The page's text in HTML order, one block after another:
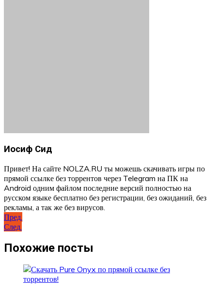
Иосиф Сид
Привет! На сайте NOLZA.RU ты можешь скачивать игры по
прямой ссылке без торрентов через Telegram на ПК на
Android одним файлом последние версий полностью на
русском языке бесплатно без регистрации, без ожиданий, без
рекламы, а так же без вирусов.
Навигация
по
записям
Пред.
След.
Похожие посты